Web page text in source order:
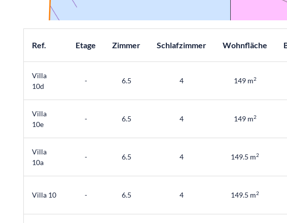
Ref. Etage Zimmer Schlafzimmer Wohnfläche
Villa
10d
- 6.5 4 149 m2
Villa
10e
- 6.5 4 149 m2
Villa
10a
- 6.5 4 149.5 m2
Villa 10 - 6.5 4 149.5 m2